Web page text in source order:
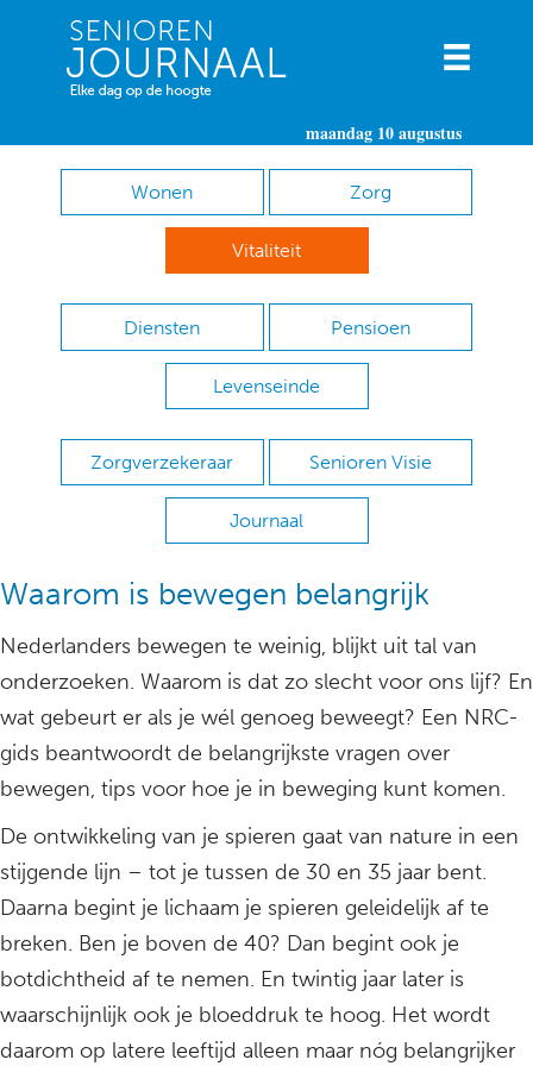
maandag 10 augustus
Wonen Zorg
Vitaliteit
Diensten Pensioen
Levenseinde
Zorgverzekeraar Senioren Visie
Journaal
Waarom is bewegen belangrijk
Nederlanders bewegen te weinig, blijkt uit tal van
onderzoeken. Waarom is dat zo slecht voor ons lijf? En
wat gebeurt er als je wél genoeg beweegt? Een NRC-
gids beantwoordt de belangrijkste vragen over
bewegen, tips voor hoe je in beweging kunt komen.
De ontwikkeling van je spieren gaat van nature in een
stijgende lijn – tot je tussen de 30 en 35 jaar bent.
Daarna begint je lichaam je spieren geleidelijk af te
breken. Ben je boven de 40? Dan begint ook je
botdichtheid af te nemen. En twintig jaar later is
waarschijnlijk ook je bloeddruk te hoog. Het wordt
daarom op latere leeftijd alleen maar nóg belangrijker